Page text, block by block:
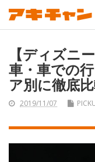
【ディズニ
車・車での
ア別に徹底
2019/11/07